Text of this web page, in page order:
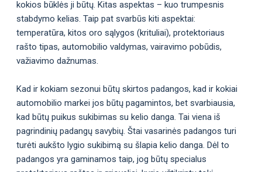
kokios būklės ji būtų. Kitas aspektas – kuo trumpesnis
stabdymo kelias. Taip pat svarbūs kiti aspektai:
temperatūra, kitos oro sąlygos (krituliai), protektoriaus
rašto tipas, automobilio valdymas, vairavimo pobūdis,
važiavimo dažnumas.
Kad ir kokiam sezonui būtų skirtos padangos, kad ir kokiai
automobilio markei jos būtų pagamintos, bet svarbiausia,
kad būtų puikus sukibimas su kelio danga. Tai viena iš
pagrindinių padangų savybių. Štai vasarinės padangos turi
turėti aukšto lygio sukibimą su šlapia kelio danga. Dėl to
padangos yra gaminamos taip, jog būtų specialus